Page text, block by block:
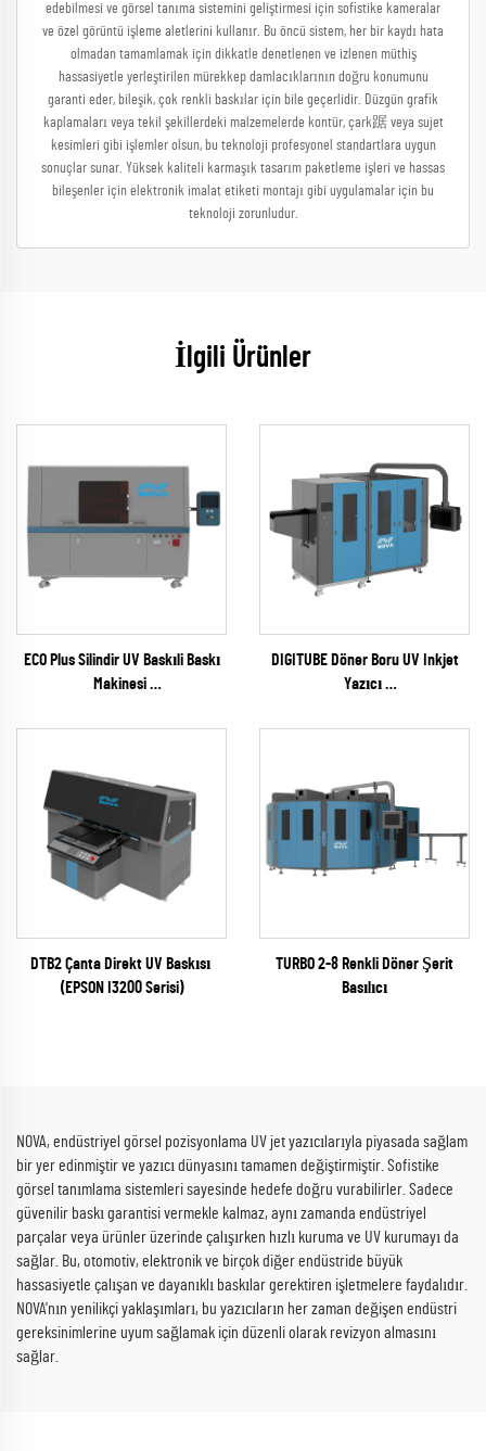
edebilmesi ve görsel tanıma sistemini geliştirmesi için sofistike kameralar
ve özel görüntü işleme aletlerini kullanır. Bu öncü sistem, her bir kaydı hata
olmadan tamamlamak için dikkatle denetlenen ve izlenen müthiş
hassasiyetle yerleştirilen mürekkep damlacıklarının doğru konumunu
garanti eder, bileşik, çok renkli baskılar için bile geçerlidir. Düzgün grafik
kaplamaları veya tekil şekillerdeki malzemelerde kontür, çark踞 veya sujet
kesimleri gibi işlemler olsun, bu teknoloji profesyonel standartlara uygun
sonuçlar sunar. Yüksek kaliteli karmaşık tasarım paketleme işleri ve hassas
bileşenler için elektronik imalat etiketi montajı gibi uygulamalar için bu
teknoloji zorunludur.
İlgili Ürünler
ECO Plus Silindir UV Baskıli Baskı
Makinesi
DIGITUBE Döner Boru UV Inkjet
Yazıcı
DTB2 Çanta Direkt UV Baskısı
(EPSON I3200 Serisi)
TURBO 2-8 Renkli Döner Şerit
Basılıcı
NOVA, endüstriyel görsel pozisyonlama UV jet yazıcılarıyla piyasada sağlam
bir yer edinmiştir ve yazıcı dünyasını tamamen değiştirmiştir. Sofistike
görsel tanımlama sistemleri sayesinde hedefe doğru vurabilirler. Sadece
güvenilir baskı garantisi vermekle kalmaz, aynı zamanda endüstriyel
parçalar veya ürünler üzerinde çalışırken hızlı kuruma ve UV kurumayı da
sağlar. Bu, otomotiv, elektronik ve birçok diğer endüstride büyük
hassasiyetle çalışan ve dayanıklı baskılar gerektiren işletmelere faydalıdır.
NOVA'nın yenilikçi yaklaşımları, bu yazıcıların her zaman değişen endüstri
gereksinimlerine uyum sağlamak için düzenli olarak revizyon almasını
sağlar.